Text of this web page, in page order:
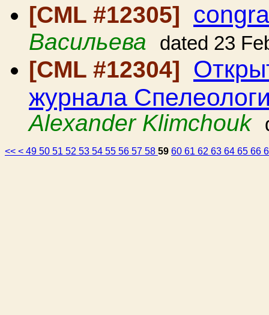
[CML #12305]
Васильева dated 23
[CML #12304]
журнала
Alexander Klimchouk
<< < 49 50 51 52 53 54 55 56 57 58 59 60 61 62 63 64 65 66